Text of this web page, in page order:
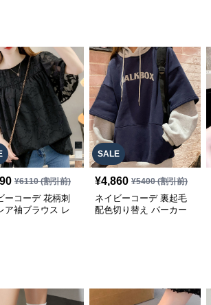
¥6110(割引前)
ーコーデ 花柄刺
ア袖ブラウス レ
SALE
¥4,860 ¥5400(割引前)
ネイビーコーデ 裏起毛
配色切り替え パーカー